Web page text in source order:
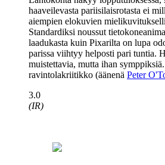
haaveilevasta pariisilaisrotasta ei
aiempien elokuvien
Standardiksi noussut
laadukasta kuin Pixarilta on lupa
parissa viihtyy helposti pari tuntia.
muistettavia, mutta ihan
ravintolakriitikko (äänenä Peter
3.0
(IR)